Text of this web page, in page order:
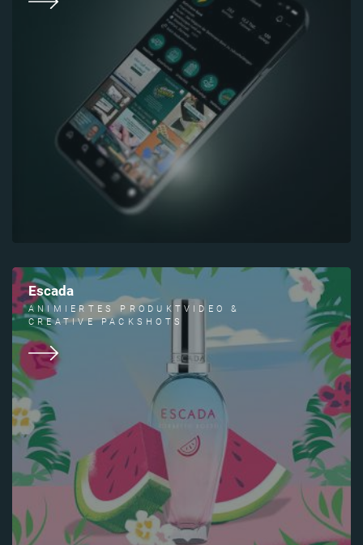
Escada
ANIMIERTES PRODUKTVIDEO &
CREATIVE PACKSHOTS